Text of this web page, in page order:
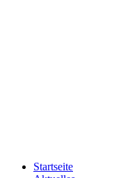
Startseite